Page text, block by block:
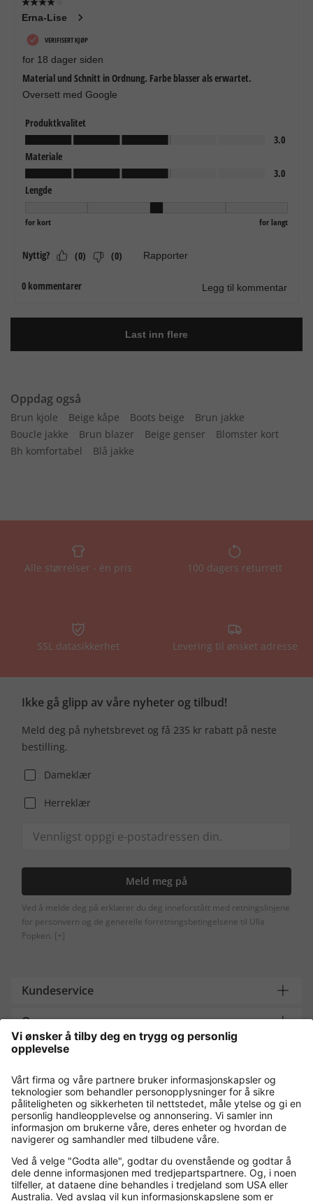
Oppdag også
Brun kjole Beige kåpe Boots beige
Brun jakke
Boucle jakke
Brun blazer Beige genser
Blomster kort
Bh komfortabel
Blå jakke
Alle størrelser - én pris 100 dagers returrett
SSL datasikkerhet Levering til ønsket adresse
Ikke gå glipp av våre nyheter og tilbud!
Meld deg på nyhetsbrevet og få 235 kr rabatt på neste
bestilling.
Dameklær
Herreklær
Meld meg på
Ved å melde deg på erklærer du deg inneforstått med retningslinjene
for personvern og de generelle forretningsbetingelsene til Ulla
Popken. [+]
Kundeservice
Om oss
Contact
Payment and Delivery
Kjøp trygt med
Flere nettbutikker